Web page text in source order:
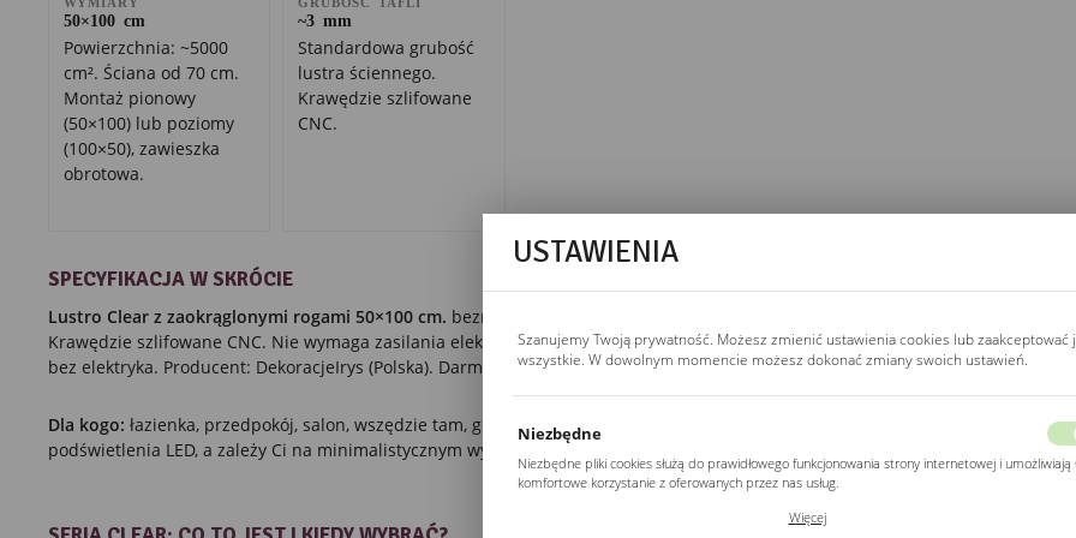
50×100 cm
Powierzchnia: ~5000
cm². Ściana od 70 cm.
Montaż pionowy
(50×100) lub poziomy
(100×50), zawieszka
obrotowa.
~3 mm
Standardowa grubość
lustra ściennego.
Krawędzie szlifowane
CNC.
SPECYFIKACJA W SKRÓCIE
Lustro Clear z zaokrąglonymi rogami 50×100 cm. bezramowe, bez podświetlenia LED.
Krawędzie szlifowane CNC. Nie wymaga zasilania elektrycznego, montaż mechaniczny
bez elektryka. Producent: DekoracjeIrys (Polska). Darmowa dostawa InPost.
Dla kogo: łazienka, przedpokój, salon, wszędzie tam, gdzie nie potrzebujesz
podświetlenia LED, a zależy Ci na minimalistycznym wyglądzie i niższej cenie.
USTAWIENIA
Szanujemy Twoją prywatność. Możesz zmienić ustawienia cookies lub zaakceptować
wszystkie. W dowolnym momencie możesz dokonać zmiany swoich ustawień.
Niezbędne
Niezbędne pliki cookies służą do prawidłowego funkcjonowania strony internetowej i umożliwiają
komfortowe korzystanie z oferowanych przez nas usług.
Twoich ustawień preferencji prywatności, logowania czy wypełniania formularzy. Dzięki plikom
Więcej